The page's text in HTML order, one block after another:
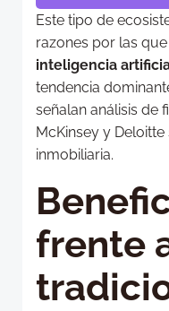
Este tipo de
razones por las que
inteligencia
tendencia
señalan análisis de
McKinsey y
inmobiliaria.
frente